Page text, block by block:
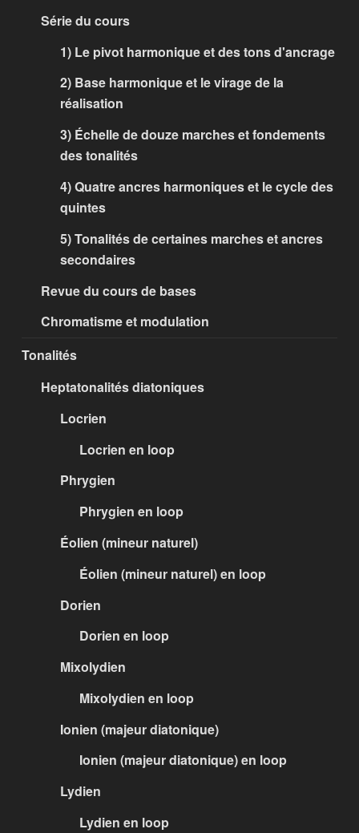
Série du cours
1) Le pivot harmonique et des tons d'ancrage
2) Base harmonique et le virage de la
réalisation
3) Échelle de douze marches et fondements
des tonalités
4) Quatre ancres harmoniques et le cycle des
quintes
5) Tonalités de certaines marches et ancres
secondaires
Revue du cours de bases
Chromatisme et modulation
Tonalités
Heptatonalités diatoniques
Locrien
Locrien en loop
Phrygien
Phrygien en loop
Éolien (mineur naturel)
Éolien (mineur naturel) en loop
Dorien
Dorien en loop
Mixolydien
Mixolydien en loop
Ionien (majeur diatonique)
Ionien (majeur diatonique) en loop
Lydien
Lydien en loop